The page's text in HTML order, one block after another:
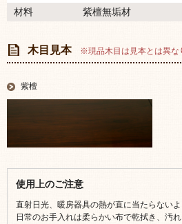
材料
紫檀無垢材
木目見本 ※現品木目は見本とは異な
紫檀
使用上のご注意
直射日光、暖房器具の熱が直に当たらないよ
日常のお手入れは柔らかい布で乾拭き、汚